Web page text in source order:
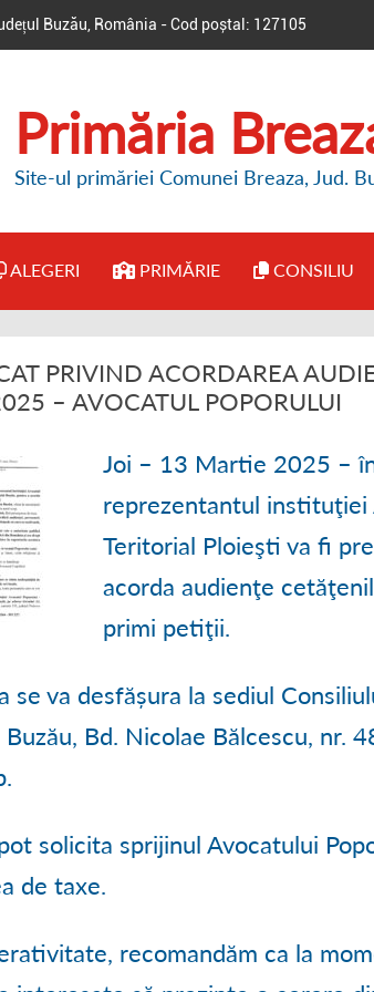
Buzău, România - Cod poștal: 127105
Primăria
Site-ul primăriei Comunei Breaza, Jud.
ALEGERI
● BIROUL ELECTORAL DE
CIRCUMSCRIPȚIE
● ALTE INFORMAȚII
PRIMĂRIE
● ADMINISTRAȚIE PRIMĂRIE
● DISPOZIȚII PRIMAR
● ORGANIGRAMĂ
● STRATEGII DE
● RAPOARTE ȘI STUDII
CONSILIU
●
●
●
●
PRIVIND ACORDAREA
– AVOCATUL POPORULUI
Joi – 13 Martie 2025 –
reprezentantul instituţiei
Teritorial Ploieşti va fi
acorda audienţe
primi petiţii.
se va desfășura la sediul
Bd. Nicolae Bălcescu, nr.
solicita sprijinul Avocatului
de taxe.
recomandăm ca la